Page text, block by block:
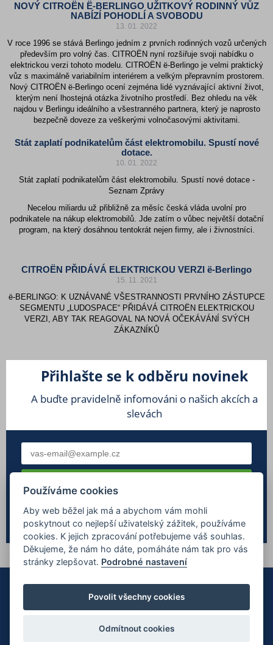
NOVÝ CITROËN Ë-BERLINGO UŽITKOVÝ RODINNÝ VŮZ
NABÍZÍ POHODLÍ A SVOBODU
13. 01. 2022
V roce 1996 se stává Berlingo jedním z prvních rodinných vozů určených
především pro volný čas. CITROËN nyní rozšiřuje svoji nabídku o
elektrickou verzi tohoto modelu. CITROËN ë-Berlingo je velmi praktický
vůz s maximálně variabilním interiérem a velkým přepravním prostorem.
Nový CITROËN ë-Berlingo ocení zejména lidé vyznávající aktivní život,
kterým není lhostejná otázka životního prostředí. Bez ohledu na věk
najdou v Berlingu ideálního a všestranného partnera, který je naprosto
bezpečně doveze za veškerými volnočasovými aktivitami.
Stát zaplatí podnikatelům část elektromobilu. Spustí nové
dotace.
10. 01. 2022
Stát zaplatí podnikatelům část elektromobilu. Spustí nové dotace -
Seznam Zprávy
Necelou miliardu už přibližně za měsíc česká vláda uvolní pro
podnikatele na nákup elektromobilů. Jde zatím o vůbec největší dotační
program, na který dosáhnou tentokrát nejen firmy, ale i živnostníci.
CITROËN PŘIDÁVÁ ELEKTRICKOU VERZI ë-Berlingo
15. 11. 2021
ë-BERLINGO: K UZNÁVANÉ VŠESTRANNOSTI PRVNÍHO ZÁSTUPCE
SEGMENTU „LUDOSPACE“ PŘIDÁVÁ CITROËN ELEKTRICKOU
VERZI, ABY TAK REAGOVAL NA NOVÁ OČEKÁVÁNÍ SVÝCH
ZÁKAZNÍKŮ
Přihlašte se k odběru novinek
A buďte pravidelně infomováni o našich akcích a
slevách
Používáme cookies
Aby web běžel jak má a abychom vám mohli
poskytnout co nejlepší uživatelský zážitek, používáme
cookies. K jejich zpracování potřebujeme váš souhlas.
Děkujeme, že nám ho dáte, pomáháte nám tak pro vás
stránky zlepšovat. Podrobné nastavení
Povolit všechny cookies
Odmítnout cookies